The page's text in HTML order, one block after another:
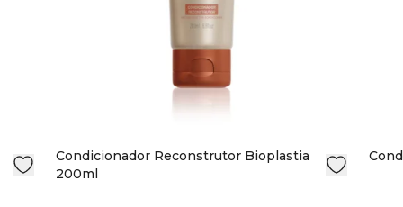
Condicionador Reconstrutor Bioplastia
200ml